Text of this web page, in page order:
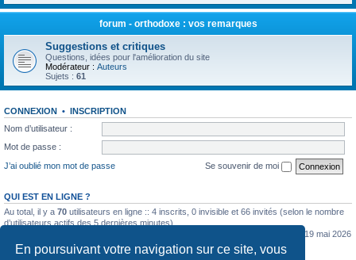
En poursuivant votre navigation sur ce site, vous
forum - orthodoxe : vos remarques
Suggestions et critiques
Questions, idées pour l'amélioration du site
Modérateur : Auteurs
Sujets : 61
CONNEXION • INSCRIPTION
Nom d’utilisateur :
Mot de passe :
J’ai oublié mon mot de passe
Se souvenir de moi
QUI EST EN LIGNE ?
Au total, il y a 70 utilisateurs en ligne :: 4 inscrits, 0 invisible et 66 invités (selon le nombre
d’utilisateurs actifs des 5 dernières minutes)
le mar. 19 mai 2026
0:07